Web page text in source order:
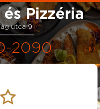
Pizzéria
utca 9.
2090